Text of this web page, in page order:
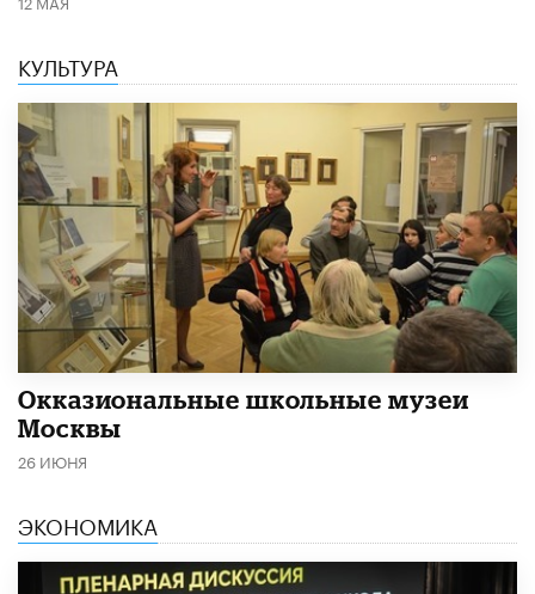
КУЛЬТУРА
​Окказиональные школьные музеи
Москвы
26 ИЮНЯ
ЭКОНОМИКА